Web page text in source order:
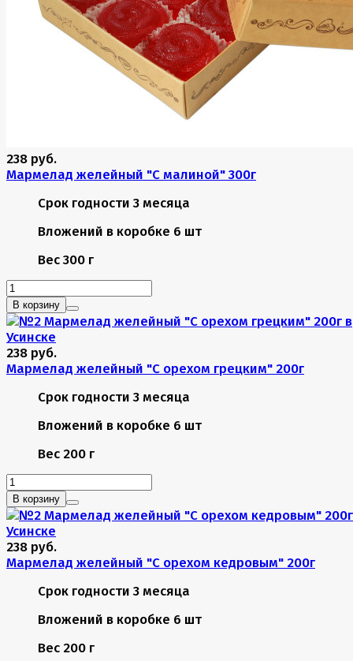
238 руб.
Мармелад желейный "С малиной" 300г
Срок годности 3 месяца
Вложений в коробке 6 шт
Вес 300 г
В корзину
238 руб.
Мармелад желейный "С орехом грецким" 200г
Срок годности 3 месяца
Вложений в коробке 6 шт
Вес 200 г
В корзину
238 руб.
Мармелад желейный "С орехом кедровым" 200г
Срок годности 3 месяца
Вложений в коробке 6 шт
Вес 200 г